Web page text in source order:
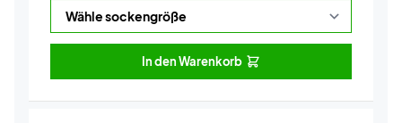
In den Warenkorb